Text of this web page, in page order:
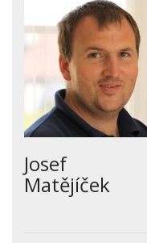
Josef
Matějíček